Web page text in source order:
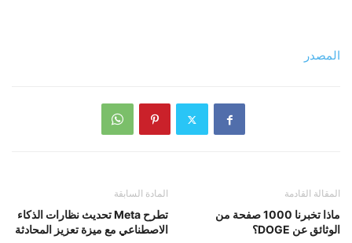
المصدر
المادة السابقة
تطرح Meta تحديث نظارات الذكاء
الاصطناعي مع ميزة تعزيز المحادثة
المقالة القادمة
ماذا تخبرنا 1000 صفحة من
الوثائق عن DOGE؟